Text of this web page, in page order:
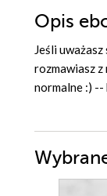
Opis
Jeśli
rozmawiasz z
normalne :)